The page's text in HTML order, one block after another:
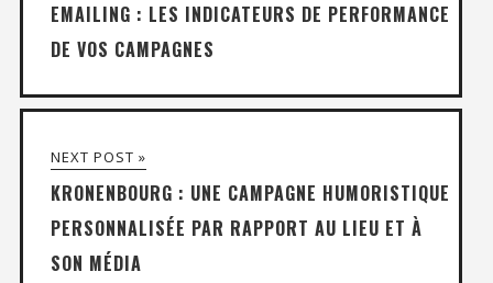
EMAILING : LES INDICATEURS DE PERFORMANCE
DE VOS CAMPAGNES
NEXT POST »
KRONENBOURG : UNE CAMPAGNE HUMORISTIQUE
PERSONNALISÉE PAR RAPPORT AU LIEU ET À
SON MÉDIA